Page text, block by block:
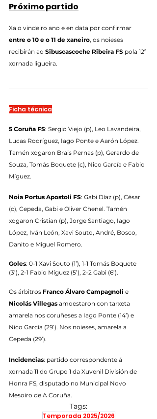
Próximo partido
Xa o vindeiro ano e en data por confirmar
entre o 10 e o 11 de xaneiro, os noieses
recibirán ao Sibuscascoche Ribeira FS pola 12ª
xornada ligueira.
Ficha técnica
5 Coruña FS: Sergio Viejo (p), Leo Lavandeira,
Lucas Rodríguez, Iago Ponte e Aarón López.
Tamén xogaron Brais Pernas (p), Gerardo de
Souza, Tomás Boquete (c), Nico García e Fabio
Míguez.
Noia Portus Apostoli FS: Gabi Díaz (p), César
(c), Cepeda, Gabi e Oliver Chenel. Tamén
xogaron Cristian (p), Jorge Santiago, Iago
López, Iván León, Xavi Souto, André, Bosco,
Danito e Miguel Romero.
Goles: 0-1 Xavi Souto (1’), 1-1 Tomás Boquete
(3’), 2-1 Fabio Míguez (5’), 2-2 Gabi (6’).
Os árbitros Franco Álvaro Campagnoli e
Nicolás Villegas amoestaron con tarxeta
amarela nos coruñeses a Iago Ponte (14’) e
Nico García (29’). Nos noieses, amarela a
Cepeda (29’).
Incidencias: partido correspondente á
xornada 11 do Grupo 1 da Xuvenil División de
Honra FS, disputado no Municipal Novo
Mesoiro de A Coruña.
Tags:
Temporada 2025/2026